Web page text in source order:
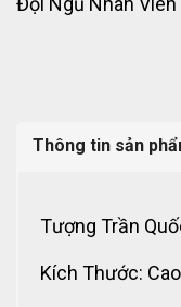
Thông tin sản
Tượng Trần
Kích Thước: